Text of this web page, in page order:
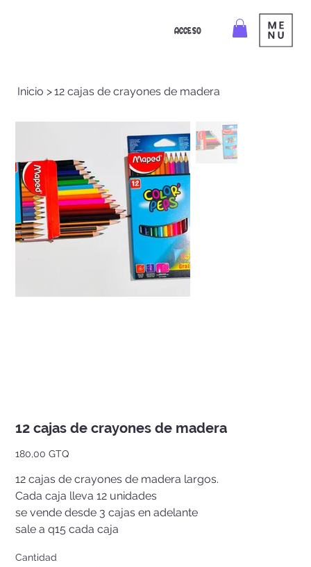
ACCESO
Inicio >12 cajas de crayones de madera
12 cajas de crayones de madera
Precio
180,00 GTQ
12 cajas de crayones de madera largos.
Cada caja lleva 12 unidades
se vende desde 3 cajas en adelante
sale a q15 cada caja
Cantidad